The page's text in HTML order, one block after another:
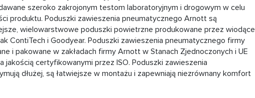
szeroko zakrojonym testom laboratoryjnym i drogowym w celu
produktu. Poduszki zawieszenia pneumatycznego Arnott są
wielowarstwowe poduszki powietrzne produkowane przez wiodące
ContiTech i Goodyear. Poduszki zawieszenia pneumatycznego firmy
i pakowane w zakładach firmy Arnott w Stanach Zjednoczonych i UE
jakością certyfikowanymi przez ISO. Poduszki zawieszenia
dłużej, są łatwiejsze w montażu i zapewniają niezrównany komfort